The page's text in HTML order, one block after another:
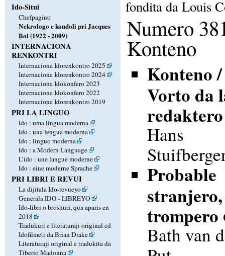
Ido-Situi
Chefpagino
Nekrologo e kondoli pri Jacques
Bol (1922 - 2009)
INTERNACIONA
RENKONTRI
Internaciona Idorenkontro 2025
Internaciona Idorenkontro 2024
Internaciona Idokonfero 2023
Internaciona Idokonfero 2022
Internaciona Idorenkontro 2019
PRI LA LINGUO
Ido : uma lingua moderna
Ido : una lengua moderna
Ido : linguo moderna
Ido : a Modern Language
L’ido : une langue moderne
Ido : eine moderne Sprache
PRI LIBRI E REVUI
La dijitala Ido-revueyo
Generala IDO - LIBREYO
Ido-libri o broshuri, qua aparis en
2018
Tradukuri e literaturaji original ed
Idofilmeti da Brian Drake
Literaturaji original e tradukita da
Tiberio Madonna
fondita da Louis
Numero
Konteno
Konteno /
Vorto da
redaktero
Hans
Probable
trompero
Bath van